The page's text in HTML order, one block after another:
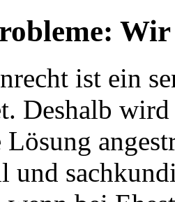
Wir
ist ein
Deshalb
Lösung
und